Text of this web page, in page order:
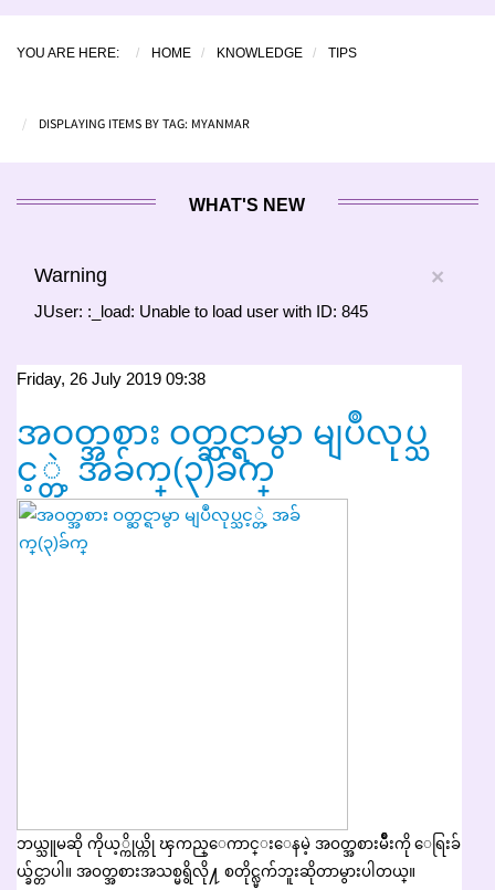
YOU ARE HERE: HOME KNOWLEDGE TIPS
DISPLAYING ITEMS BY TAG: MYANMAR
WHAT'S NEW
×
Warning
JUser: :_load: Unable to load user with ID: 845
Friday, 26 July 2019 09:38
အဝတ္အစား ဝတ္ဆင္ရာမွာ မျပဳလုပ္သ
င့္တဲ့ အခ်က္(၃)ခ်က္
ဘယ္သူမဆို ကိုယ့္ကိုယ္ကို ၾကည္ေကာင္းေနမဲ့ အဝတ္အစားမ်ဳိးကို ေရြးခ်
ယ္ခ်င္တာပါ။ အဝတ္အစားအသစ္မရွိလို႔ စတိုင္လ္မက်ဘူးဆိုတာမွားပါတယ္။